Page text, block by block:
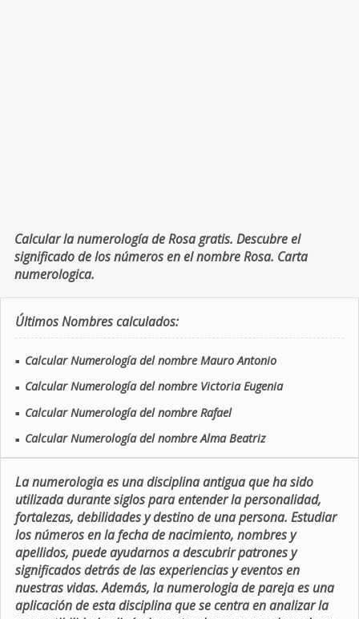
Calcular la numerología de Rosa gratis. Descubre el
significado de los números en el nombre Rosa. Carta
numerologica.
Últimos Nombres calculados:
■ Calcular Numerología del nombre Mauro Antonio
■ Calcular Numerología del nombre Victoria Eugenia
■ Calcular Numerología del nombre Rafael
■ Calcular Numerología del nombre Alma Beatriz
La numerologia es una disciplina antigua que ha sido
utilizada durante siglos para entender la personalidad,
fortalezas, debilidades y destino de una persona. Estudiar
los números en la fecha de nacimiento, nombres y
apellidos, puede ayudarnos a descubrir patrones y
significados detrás de las experiencias y eventos en
nuestras vidas. Además, la numerologia de pareja es una
aplicación de esta disciplina que se centra en analizar la